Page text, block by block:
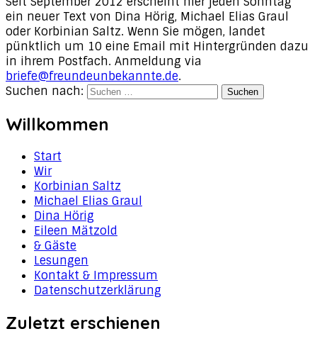
ein neuer Text von Dina Hörig, Michael Elias Graul
oder Korbinian Saltz. Wenn Sie mögen, landet
pünktlich um 10 eine Email mit Hintergründen dazu
in ihrem Postfach. Anmeldung via
briefe@freundeunbekannte.de.
Suchen nach:
Willkommen
Start
Wir
Korbinian Saltz
Michael Elias Graul
Dina Hörig
Eileen Mätzold
& Gäste
Lesungen
Kontakt & Impressum
Datenschutzerklärung
Zuletzt erschienen